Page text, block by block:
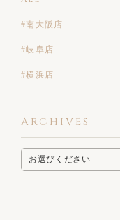
#南大阪店
#岐阜店
#横浜店
ARCHIVES